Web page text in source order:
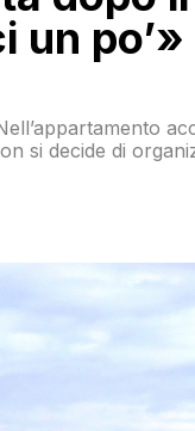
po’»
si decide di